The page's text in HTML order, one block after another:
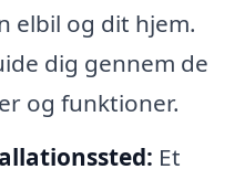
elbil og dit hjem.
dig gennem de
og funktioner.
Et